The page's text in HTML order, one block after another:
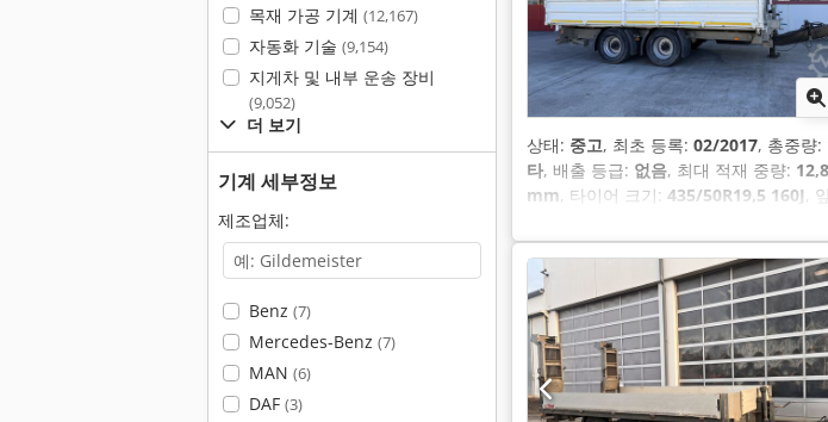
목재 가공 기계 (12,167)
자동화 기술 (9,154)
지게차 및 내부 운송 장비
(9,052)
더 보기
기계 세부정보
제조업체:
Benz (7)
Mercedes-Benz (7)
MAN (6)
DAF (3)
상태: 중고, 최초 등록: 02/2017, 총중량:
타, 배출 등급: 없음, 최대 적재 중량:
mm, 타이어 크기: 435/50R19,5 160J,